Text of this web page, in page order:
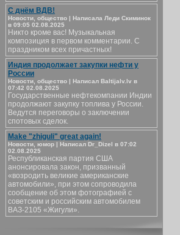
С днём ВДВ!
Новости, общество | Написала Леди Скиминок
в 09:05 02.08.2025
Никто кроме вас! Музыкальная
композиция в первом комментарии. С
праздником всех причастных!
Индия продолжает закупки нефти у
России
Новости, общество | Написал Baltijalv.lv в
07:42 02.08.2025
Государственные нефтекомпании Индии
продолжают закупку топлива у России.
Ведутся переговоры о заключении
спотовых сделок.
Make "zhiguli" great again!
Новости, юмор | Написал Dr_Dizel в 07:02
02.08.2025
Республиканская партия США
анонсировала закон, призванный
«возродить великие американские
автомобили», при этом сопроводила
сообщение об этом фотографией с
советским и российским автомобилем
ВАЗ-2105 «Жигули».